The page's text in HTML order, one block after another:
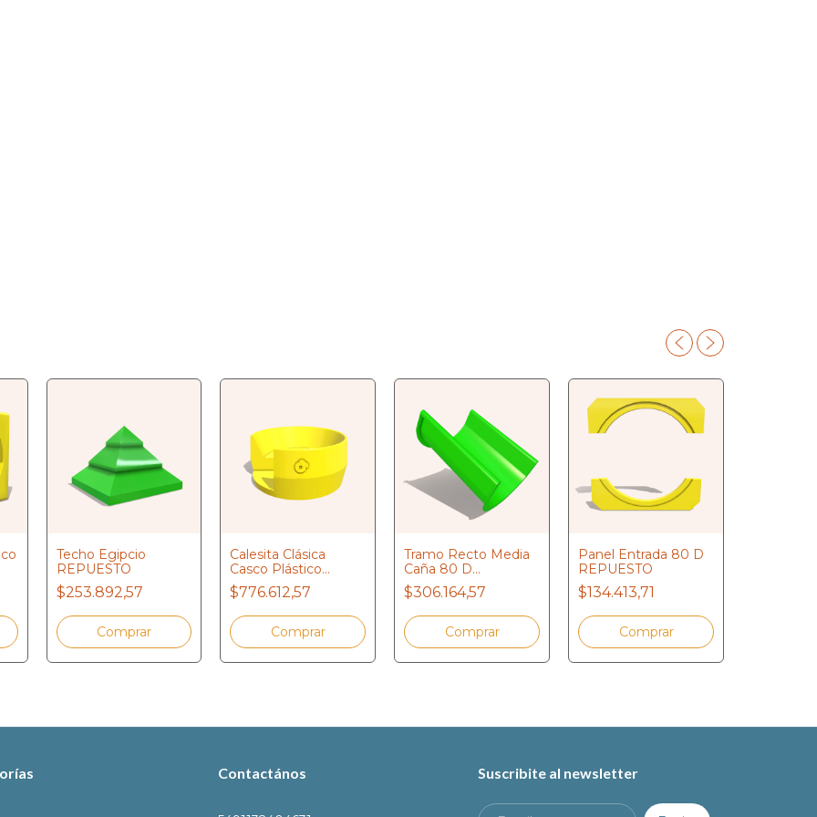
Techo Egipcio
REPUESTO
$253.892,57
Calesita Clásica
Casco Plástico
REPUESTO
$776.612,57
Tramo Recto Media
Caña 80 D
REPUESTO
$306.164,57
Panel Entrada 80 D
REPUESTO
$134.413,71
Contactános Suscribite al newsletter